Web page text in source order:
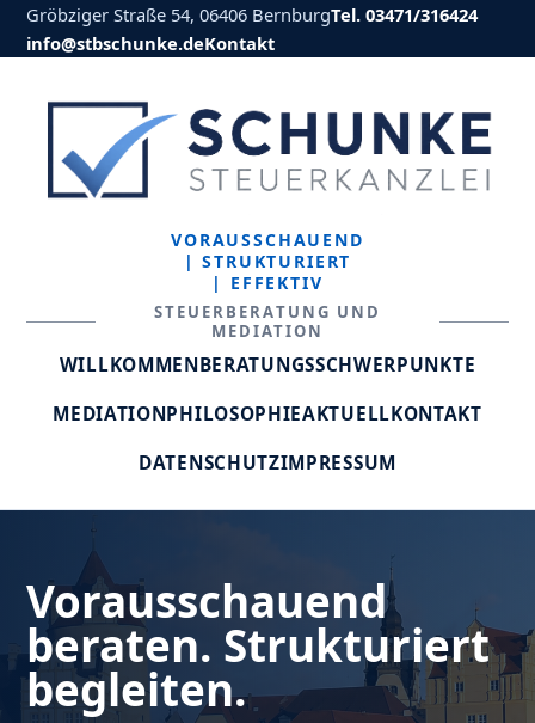
Gröbziger Straße 54, 06406 BernburgTel. 03471/316424
info@stbschunke.deKontakt
VORAUSSCHAUEND
| STRUKTURIERT
| EFFEKTIV
STEUERBERATUNG UND
MEDIATION
WILLKOMMENBERATUNGSSCHWERPUNKTE
MEDIATIONPHILOSOPHIEAKTUELLKONTAKT
DATENSCHUTZIMPRESSUM
Vorausschauend
beraten. Strukturiert
begleiten.